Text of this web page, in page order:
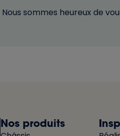
Nous sommes heureux de
Nos produits